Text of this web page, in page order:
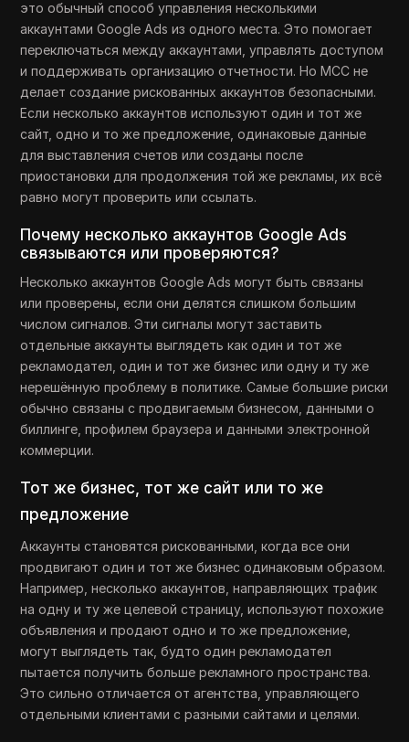
это обычный способ управления несколькими
аккаунтами Google Ads из одного места. Это помогает
переключаться между аккаунтами, управлять доступом
и поддерживать организацию отчетности. Но MCC не
делает создание рискованных аккаунтов безопасными.
Если несколько аккаунтов используют один и тот же
сайт, одно и то же предложение, одинаковые данные
для выставления счетов или созданы после
приостановки для продолжения той же рекламы, их всё
равно могут проверить или ссылать.
Почему несколько аккаунтов Google Ads
связываются или проверяются?
Несколько аккаунтов Google Ads могут быть связаны
или проверены, если они делятся слишком большим
числом сигналов. Эти сигналы могут заставить
отдельные аккаунты выглядеть как один и тот же
рекламодател, один и тот же бизнес или одну и ту же
нерешённую проблему в политике. Самые большие риски
обычно связаны с продвигаемым бизнесом, данными о
биллинге, профилем браузера и данными электронной
коммерции.
Тот же бизнес, тот же сайт или то же
предложение
Аккаунты становятся рискованными, когда все они
продвигают один и тот же бизнес одинаковым образом.
Например, несколько аккаунтов, направляющих трафик
на одну и ту же целевой страницу, используют похожие
объявления и продают одно и то же предложение,
могут выглядеть так, будто один рекламодател
пытается получить больше рекламного пространства.
Это сильно отличается от агентства, управляющего
отдельными клиентами с разными сайтами и целями.